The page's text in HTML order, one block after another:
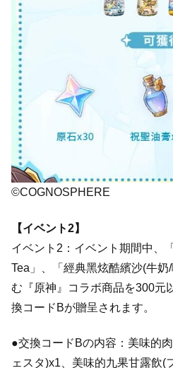
©COGNOSPHERE
【イベント2】
イベント2：イベント期間中、
Tea」、「經典黑炫酷繽沙(牛
む『原神』コラボ商品を300元
換コードBが贈呈されます。
●交換コードBの内容：美味的
ェスタ)x1、美味的九果甘露飲(